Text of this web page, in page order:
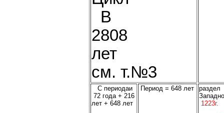
В
2808
лет
см. т.№3
С периодаи
72 года + 216
лет + 648 лет
Период = 648 лет
1223г.